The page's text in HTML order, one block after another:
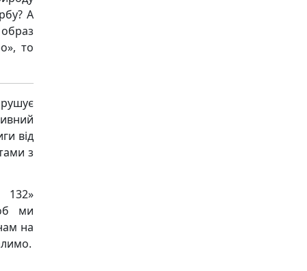
А
то
від
з
132»
ми
на